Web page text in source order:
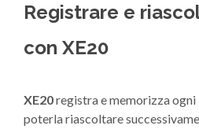
Registrare e
con XE20
XE20registra e memorizza
poterla riascoltare